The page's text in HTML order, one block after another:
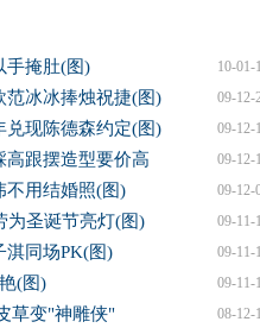
10-01-
手掩肚(图)
09-12-
范冰冰捧烛祝捷(图)
09-12-
兑现陈德森约定(图)
09-12-
高跟摆造型要价高
09-12-
不用结婚照(图)
09-11-
为圣诞节亮灯(图)
09-11-
淇同场PK(图)
09-11-
(图)
08-12-
草变"神雕侠"